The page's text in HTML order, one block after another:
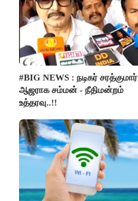
#BIG NEWS : நடிகர் சரத்குமார்
ஆஜராக சம்மன் - நீதிமன்றம்
உத்தரவு..!!